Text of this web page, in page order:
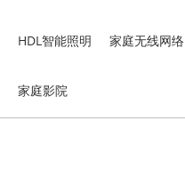
HDL智能照明 家庭无线网络
家庭影院